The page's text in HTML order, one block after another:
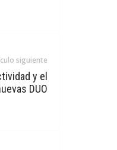
siguiente
y el
DUO